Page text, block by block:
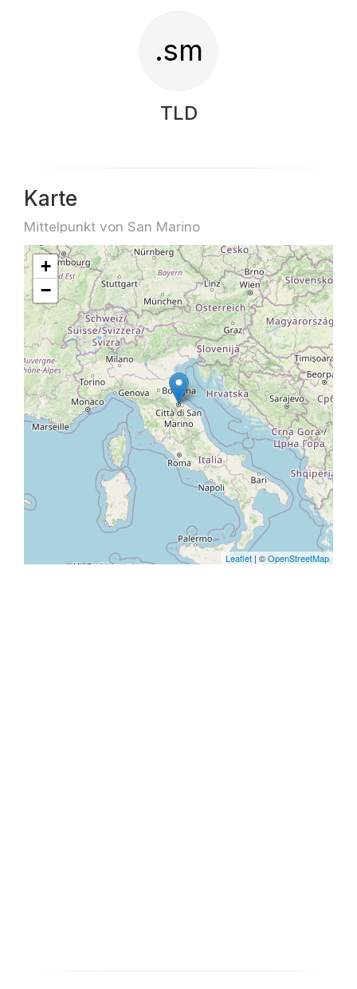
.sm
TLD
Karte
Mittelpunkt von San Marino
+
−
Leaflet | ©OpenStreetMap